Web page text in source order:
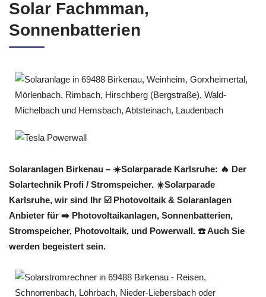
Solaranlagen Birkenau – ☀️Solarparade Karlsruhe: 🔥 Der
Solartechnik Profi / Stromspeicher. ☀️Solarparade
Karlsruhe, wir sind Ihr ☑️ Photovoltaik & Solaranlagen
Anbieter für ➡️ Photovoltaikanlagen, Sonnenbatterien,
Stromspeicher, Photovoltaik, und Powerwall. ☎️ Auch Sie
werden begeistert sein.